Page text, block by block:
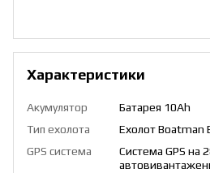
Характеристики
Акумулятор
Батарея 10Ah
Тип ехолота
Ехолот Boatman
GPS система
Система GPS на